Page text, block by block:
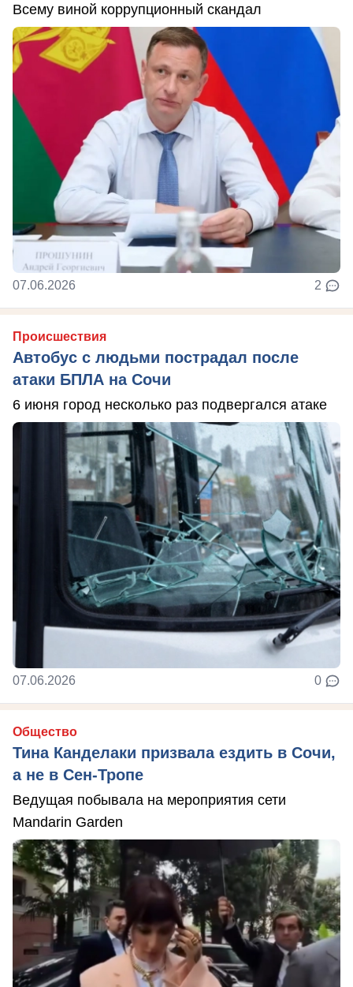
Всему виной коррупционный скандал
07.06.2026 2
Происшествия
Автобус с людьми пострадал после
атаки БПЛА на Сочи
6 июня город несколько раз подвергался атаке
07.06.2026 0
Общество
Тина Канделаки призвала ездить в Сочи,
а не в Сен-Тропе
Ведущая побывала на мероприятия сети
Mandarin Garden